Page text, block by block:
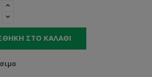
ΣΤΟ ΚΑΛΆΘΙ